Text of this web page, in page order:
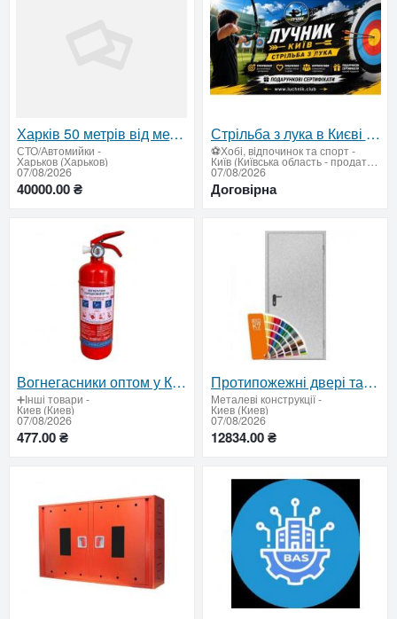
Харків 50 метрів від метро Масельського на СТО
СТО/Автомийки -
Харьков (Харьков)
07/08/2026
40000.00 ₴
Стрільба з лука в Києві для любителів точності, стрільби та outdoor-активностей
⚽Хобi, вiдпочинок та спорт-
Київ (Київська область - продати купити)
07/08/2026
Договірна
Вогнегасники оптом у Києві — ціни виробника, сертифікована якість
➕Інші товари -
Киев (Киев)
07/08/2026
477.00 ₴
Протипожежні двері та люки EI30–EI90 від виробника — сертифікована якість і надійний захист
Металеві конструкції-
Киев (Киев)
07/08/2026
12834.00 ₴